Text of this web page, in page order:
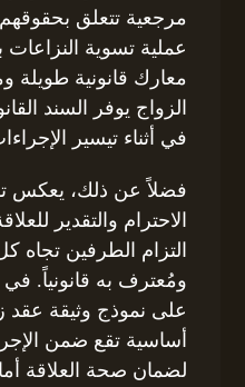
مرجعية تتعلق
عملية تسوية
معارك قانونية طويلة
الزواج يوفر السند
في أثناء تيسير
فضلاً عن ذلك، يعكس
الاحترام والتقدير
التزام الطرفين
ومُعترف به قانونياً. في
أساسية تقع ضمن
لضمان صحة العلاقة